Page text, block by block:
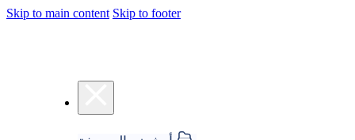
Skip to main content Skip to footer